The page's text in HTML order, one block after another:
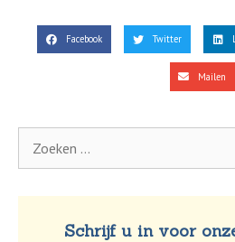
Facebook Twitter
Mailen
Schrijf u in voor